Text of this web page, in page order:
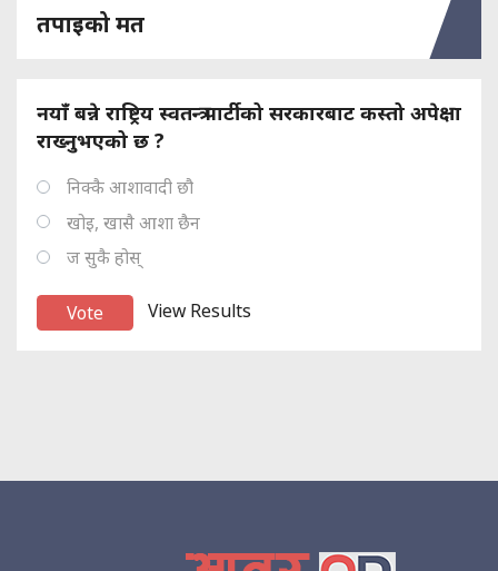
तपाइको मत
नयाँ बन्ने राष्ट्रिय स्वतन्त्र पार्टीको सरकारबाट कस्तो अपेक्षा
राख्नुभएको छ ?
निक्कै आशावादी छौ
खोइ, खासै आशा छैन
ज सुकै होस्
View Results